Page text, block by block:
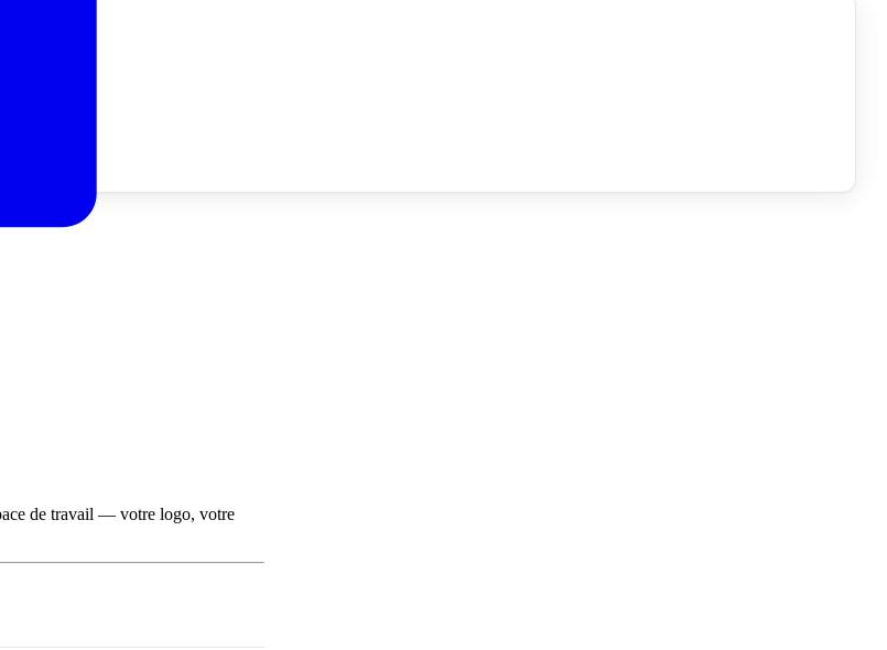
de travail — votre logo, votre